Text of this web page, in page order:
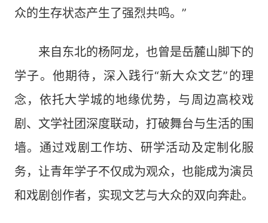
众的生存状态产生了强烈共鸣。”
来自东北的杨阿龙，也曾是岳麓山脚下的
学子。他期待，深入践行“新大众文艺”的理
念，依托大学城的地缘优势，与周边高校戏
剧、文学社团深度联动，打破舞台与生活的围
墙。通过戏剧工作坊、研学活动及定制化服
务，让青年学子不仅成为观众，也能成为演员
和戏剧创作者，实现文艺与大众的双向奔赴。